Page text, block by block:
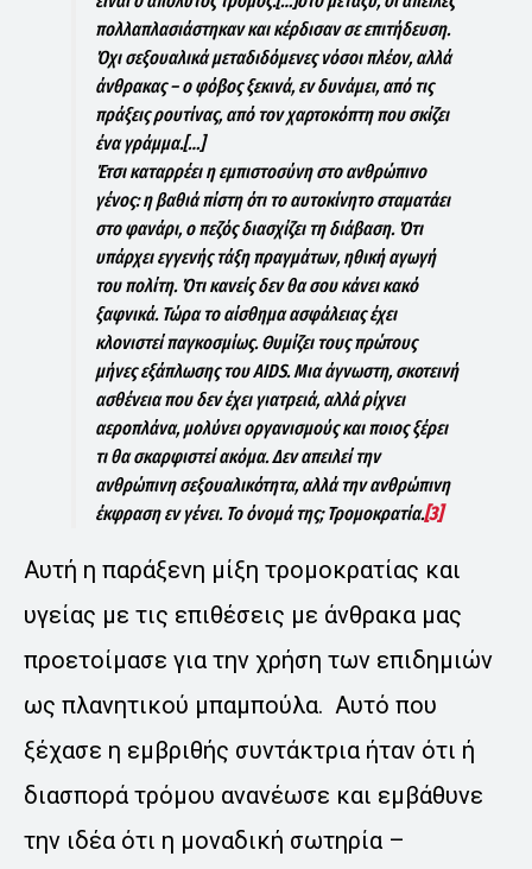
πολλαπλασιάστηκαν και κέρδισαν σε επιτήδευση.
Όχι σεξουαλικά μεταδιδόμενες νόσοι πλέον, αλλά
άνθρακας – ο φόβος ξεκινά, εν δυνάμει, από τις
πράξεις ρουτίνας, από τον χαρτοκόπτη που σκίζει
ένα γράμμα.[…]
Έτσι καταρρέει η εμπιστοσύνη στο ανθρώπινο
γένος: η βαθιά πίστη ότι το αυτοκίνητο σταματάει
στο φανάρι, ο πεζός διασχίζει τη διάβαση. Ότι
υπάρχει εγγενής τάξη πραγμάτων, ηθική αγωγή
του πολίτη. Ότι κανείς δεν θα σου κάνει κακό
ξαφνικά. Τώρα το αίσθημα ασφάλειας έχει
κλονιστεί παγκοσμίως. Θυμίζει τους πρώτους
μήνες εξάπλωσης του AIDS. Μια άγνωστη, σκοτεινή
ασθένεια που δεν έχει γιατρειά, αλλά ρίχνει
αεροπλάνα, μολύνει οργανισμούς και ποιος ξέρει
τι θα σκαρφιστεί ακόμα. Δεν απειλεί την
ανθρώπινη σεξουαλικότητα, αλλά την ανθρώπινη
έκφραση εν γένει. Το όνομά της; Τρομοκρατία.[3]
Αυτή η παράξενη μίξη τρομοκρατίας και
υγείας με τις επιθέσεις με άνθρακα μας
προετοίμασε για την χρήση των επιδημιών
ως πλανητικού μπαμπούλα. Αυτό που
ξέχασε η εμβριθής συντάκτρια ήταν ότι ή
διασπορά τρόμου ανανέωσε και εμβάθυνε
την ιδέα ότι η μοναδική σωτηρία –